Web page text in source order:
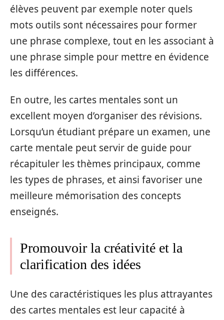
élèves peuvent par exemple noter quels
mots outils sont nécessaires pour former
une phrase complexe, tout en les associant à
une phrase simple pour mettre en évidence
les différences.
En outre, les cartes mentales sont un
excellent moyen d’organiser des révisions.
Lorsqu’un étudiant prépare un examen, une
carte mentale peut servir de guide pour
récapituler les thèmes principaux, comme
les types de phrases, et ainsi favoriser une
meilleure mémorisation des concepts
enseignés.
Promouvoir la créativité et la
clarification des idées
Une des caractéristiques les plus attrayantes
des cartes mentales est leur capacité à